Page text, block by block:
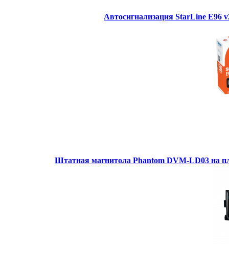
Автосигнализация StarLine E96
Штатная магнитола Phantom DVM-LD03 на